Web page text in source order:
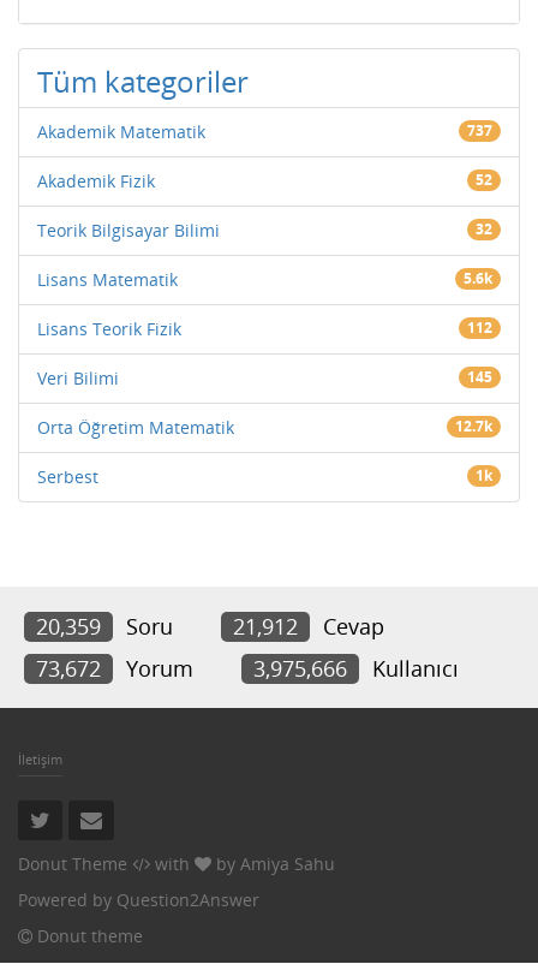
Tüm kategoriler
Akademik Matematik 737
Akademik Fizik 52
Teorik Bilgisayar Bilimi 32
Lisans Matematik 5.6k
Lisans Teorik Fizik 112
Veri Bilimi 145
Orta Öğretim Matematik 12.7k
Serbest 1k
20,359 Soru 21,912
Cevap
73,672
Yorum 3,975,666 Kullanıcı
İletişim
Donut Theme with by Amiya Sahu
Powered by Question2Answer
Donut theme